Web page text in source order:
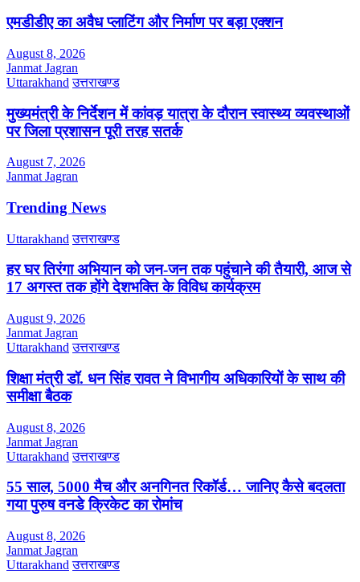
एमडीडीए का अवैध प्लाटिंग और निर्माण पर बड़ा एक्शन
August 8, 2026
Janmat Jagran
Uttarakhand उत्तराखण्ड
मुख्यमंत्री के निर्देशन में कांवड़ यात्रा के दौरान स्वास्थ्य व्यवस्थाओं
पर जिला प्रशासन पूरी तरह सतर्क
August 7, 2026
Janmat Jagran
Trending News
Uttarakhand उत्तराखण्ड
हर घर तिरंगा अभियान को जन-जन तक पहुंचाने की तैयारी, आज से
17 अगस्त तक होंगे देशभक्ति के विविध कार्यक्रम
August 9, 2026
Janmat Jagran
Uttarakhand उत्तराखण्ड
शिक्षा मंत्री डॉ. धन सिंह रावत ने विभागीय अधिकारियों के साथ की
समीक्षा बैठक
August 8, 2026
Janmat Jagran
Uttarakhand उत्तराखण्ड
55 साल, 5000 मैच और अनगिनत रिकॉर्ड… जानिए कैसे बदलता
गया पुरुष वनडे क्रिकेट का रोमांच
August 8, 2026
Janmat Jagran
Uttarakhand उत्तराखण्ड